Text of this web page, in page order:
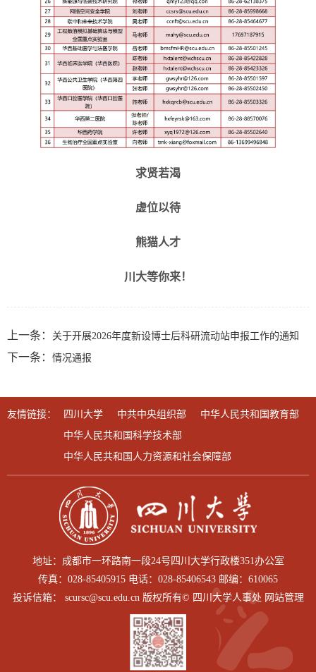
求贤若渴
虚位以待
熊猫人才
川大等你来！
上一条： 关于开展2026年度新设博士后科研流动站申报工作的通知
下一条： 情况通报
友情链接： 四川大学 中共中央组织部
中华人民共和国教育部
中华人民共和国科学技术部
中华人民共和国人力资源和社会保障部
地址：成都市一环路南一段24号四川大学行政楼351办公室
传真：028-85405915 电话：028-85406543 邮编：610065
投诉信箱： scursc@scu.edu.cn 版权所有© 四川大学人事处 网站管理